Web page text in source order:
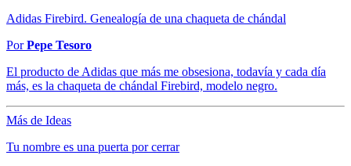
Adidas Firebird. Genealogía de una chaqueta de chándal
PorPepe Tesoro
El producto de Adidas que más me obsesiona, todavía y cada día
más, es la chaqueta de chándal Firebird, modelo negro.
Más de Ideas
Tu nombre es una puerta por cerrar